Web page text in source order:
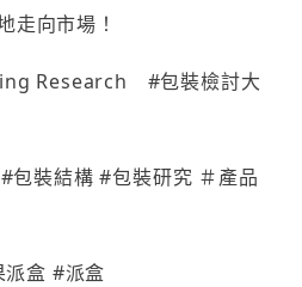
走向市場！
Research #包裝檢討大
包裝結構 #包裝研究 ＃產品
盒 #派盒